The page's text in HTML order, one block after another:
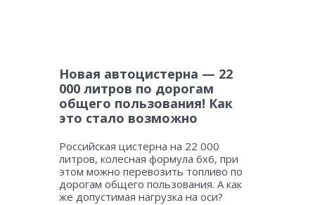
Новая автоцистерна — 22
000 литров по дорогам
общего пользования! Как
это стало возможно
Российская цистерна на 22 000
литров, колесная формула 6х6, при
этом можно перевозить топливо по
дорогам общего пользования. А как
же допустимая нагрузка на оси?